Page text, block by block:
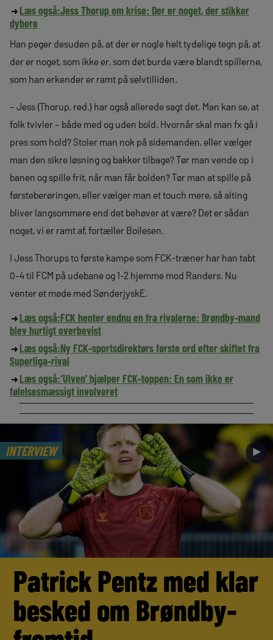
Læs også:Jess Thorup om krise: Der er noget, der stikker
dybere
Han peger desuden på, at der er nogle helt tydelige tegn på, at
der er noget, som ikke er, som det burde være blandt spillerne,
som han erkender er ramt på selvtilliden.
– Jess (Thorup, red.) har også allerede sagt det. Man kan se, at
folk tvivler – både med og uden bold. Hvornår skal man fx gå i
pres som hold? Stoler man nok på sidemanden, eller vælger
man den sikre løsning og bakker tilbage? Tør man vende op i
banen og spille frit, når man får bolden? Tør man at spille på
førsteberøringen, eller vælger man et touch mere, så alting
bliver langsommere end det behøver at være? Det er sådan
noget, vi er ramt af, fortæller Boilesen.
I Jess Thorups to første kampe som FCK-træner har han tabt
0-4 til FCM på udebane og 1-2 hjemme mod Randers. Nu
venter et møde med SønderjyskE.
Læs også:FCK henter endnu en fra rivalerne: Brøndby-mand
blev hurtigt overbevist
Læs også:Ny FCK-sportsdirektørs første ord efter skiftet fra
Superliga-rival
Læs også:‘Ulven’ hjælper FCK-toppen: En som ikke er
følelsesmæssigt involveret
INTERVIEW ►
Patrick Pentz med klar
besked om Brøndby-